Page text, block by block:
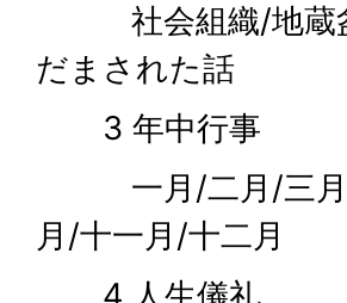
社会組織/地蔵盆/
だまされた話
3 年中行事
一月/二月/三月/
月/十一月/十二月